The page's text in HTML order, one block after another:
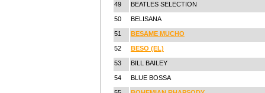
49 BEATLES SELECTION
50 BELISANA
51 BESAME MUCHO
52 BESO (EL)
53 BILL BAILEY
54 BLUE BOSSA